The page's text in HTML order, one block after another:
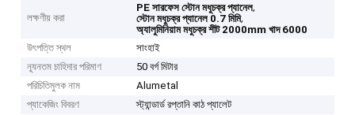
লক্ষণীয় করা
PE সারফেস স্টোন মধুচক্র প্যানেল,
স্টোন মধুচক্র প্যানেল 0.7 মিমি,
অ্যালুমিনিয়াম মধুচক্র শীট 2000mm খাদ 6000
উৎপত্তি স্থল
সাংহাই
ন্যূনতম চাহিদার পরিমাণ
50 বর্গ মিটার
পরিচিতিমুলক নাম
Alumetal
প্যাকেজিং বিবরণ
স্ট্যান্ডার্ড রপ্তানি কাঠ প্যালেট